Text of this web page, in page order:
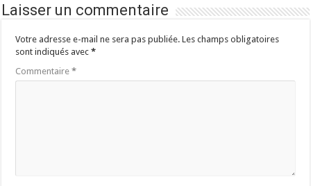
Laisser un commentaire
Votre adresse e-mail ne sera pas publiée. Les champs obligatoires
sont indiqués avec*
Commentaire*